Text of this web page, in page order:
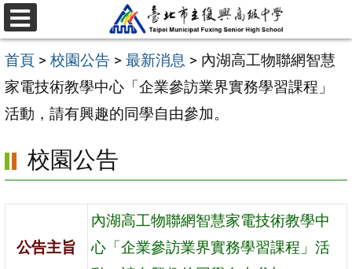
跳
至
主
要
內
區
選
單
首頁 > 校園公告 > 最新消息 > 內湖高工物聯網智慧
家電技術教學中心「企業參訪業界實務學習課程」
活動，請有興趣的同學自由參加。
校園公告
公告主旨
內湖高工物聯網智慧家電技術教學中
心「企業參訪業界實務學習課程」活